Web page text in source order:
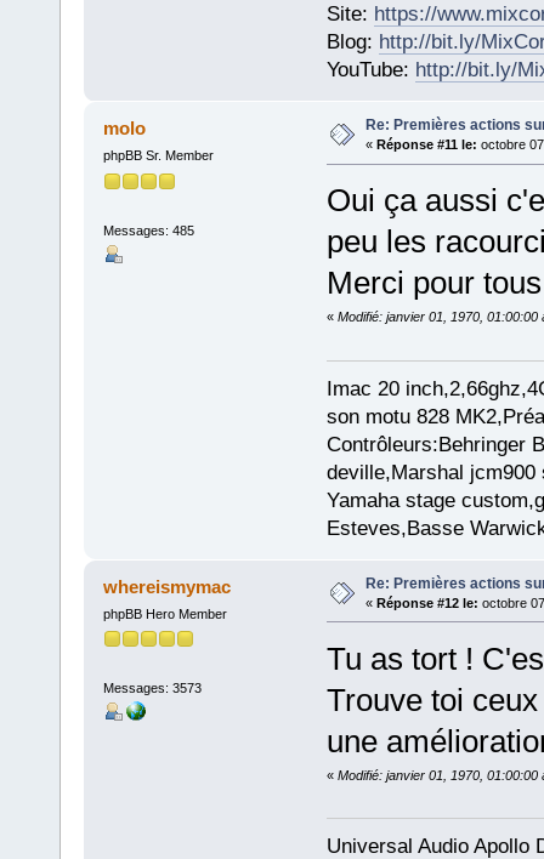
Site: https://
Blog: http://bit.ly/
YouTube: http://bit.ly/
molo
phpBB Sr. Member
Messages: 485
Re: Premières actions
« Réponse #11 le: octobre
Oui ça aussi
peu les
Merci pour
« Modifié: janvier 01, 1970, 01:00:00
Imac 20
son motu 828
Contrôleurs:Behringer
deville,Marshal jcm900
Yamaha stage
Esteves,Basse
whereismymac
phpBB Hero Member
Messages: 3573
Re: Premières actions
« Réponse #12 le: octobre
Tu as tort !
Trouve toi
une
« Modifié: janvier 01, 1970, 01:00:00
Universal Audio Apollo